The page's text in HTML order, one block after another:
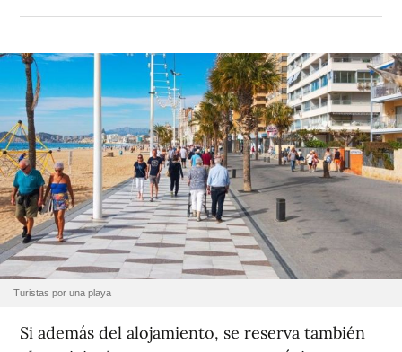
Turistas por una playa
Si además del alojamiento, se reserva también